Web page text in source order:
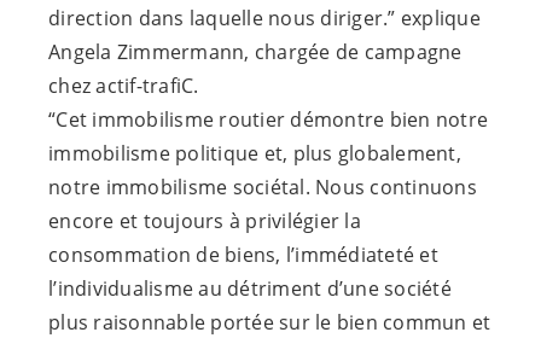
direction dans laquelle nous diriger.” explique
Angela Zimmermann, chargée de campagne
chez actif-trafiC.
“Cet immobilisme routier démontre bien notre
immobilisme politique et, plus globalement,
notre immobilisme sociétal. Nous continuons
encore et toujours à privilégier la
consommation de biens, l’immédiateté et
l’individualisme au détriment d’une société
plus raisonnable portée sur le bien commun et